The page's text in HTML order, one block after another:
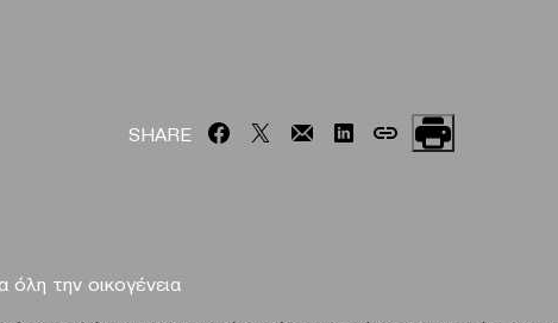
SHARE
όλη την οικογένεια